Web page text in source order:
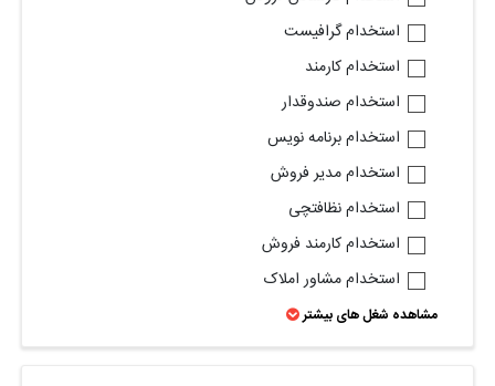
استخدام گرافیست
استخدام کارمند
استخدام صندوقدار
استخدام برنامه نویس
استخدام مدیر فروش
استخدام نظافتچی
استخدام کارمند فروش
استخدام مشاور املاک
مشاهده شغل های بیشتر